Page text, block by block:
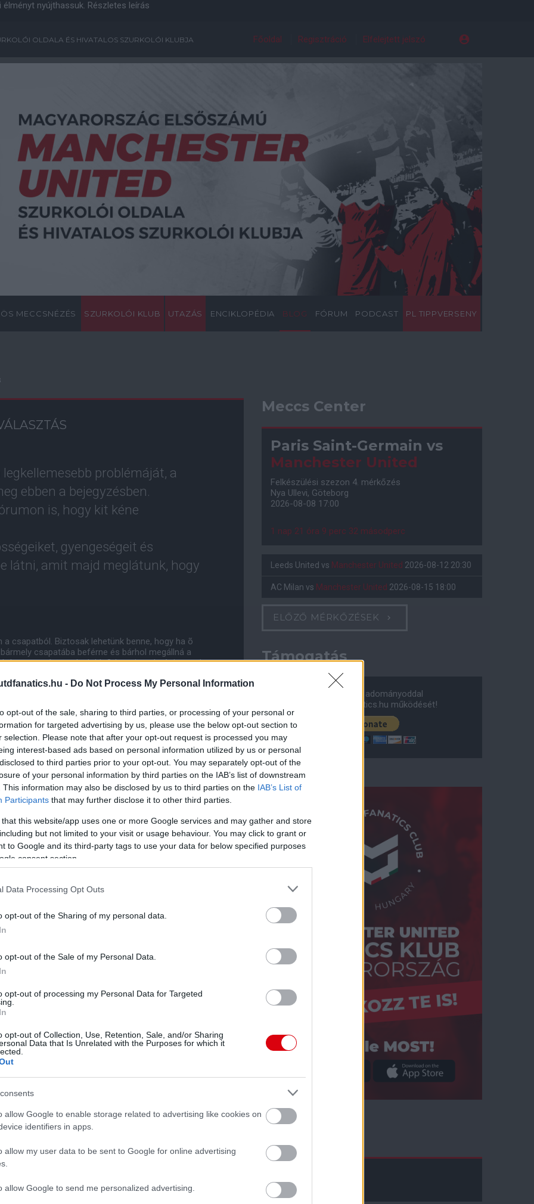
- Do Not Process My Personal Information
opt-out of the sale, sharing to third parties, or processing of your personal or
for targeted advertising by us, please use the below opt-out section to
selection. Please note that after your opt-out request is processed you may
interest-based ads based on personal information utilized by us or personal
to third parties prior to your opt-out. You may separately opt-out of the
of your personal information by third parties on the IAB’s list of downstream
This information may also be disclosed by us to third parties on the IAB’s List of
Participants that may further disclose it to other third parties.
that this website/app uses one or more Google services and may gather and store
but not limited to your visit or usage behaviour. You may click to grant or
to Google and its third-party tags to use your data for below specified purposes
consent section.
Data Processing Opt Outs
opt-out of the Sharing of my personal data.
opt-out of the Sale of my Personal Data.
opt-out of processing my Personal Data for Targeted
opt-out of Collection, Use, Retention, Sale, and/or Sharing
Data that Is Unrelated with the Purposes for which it
allow Google to enable storage related to advertising like cookies on
identifiers in apps.
allow my user data to be sent to Google for online advertising
allow Google to send me personalized advertising.
nyújthassuk. Részletes leírás
OLDALA ÉS HIVATALOS SZURKOLÓI KLUBJA Főoldal Regisztráció Elfelejtett jelszó
MECCSNÉZÉS SZURKOLÓI KLUB UTAZÁS ENCIKLOPÉDIA BLOG FÓRUM PODCAST PL TIPPVERSENY
problémáját, a
ebben a bejegyzésben.
is, hogy kit kéne
gyengeségeit és
látni, amit majd meglátunk, hogy
csapatból. Biztosak lehetünk benne, hogy ha õ
csapatába beférne és bárhol megállná a
szavazáson a legjobb 3-ban tiszteletét is teszi, a
és mindenki kedvence Lionel „kertitörpe” Messi
a United szurkolók véleményét, nem
végletekig képzett), passzjátékban Rooney
kiváló, játékát sokszor élményszámba megy
hajlamos elaludni lesen, de legnagyobb hibája,
3 meccsekre eltûnni, utána meg elõrukkol egy
képesek még a szûk elitbõl sem.
az egész meccsen nyújtott teljesítményét.
Benne minden meg van, hogy egy nagy
amit mi sem bizonyít jobban, hogy jelenleg õ
említeném, hogy ezt a rekordot a
a Raul-Ronaldo páros megbonthatatlan volt).
a favorit, de képességei ellenére már sosem lesz
nem fog csapatot építeni, ez tény és ezt az
annál szívesebben építene, õ nem más, mint Danny
nyújtott meggyõzõ teljesítményét mi sem
volna (állítólag felmerült, hogy Henderson
a skót edzõlegenda jó döntése elõtt, hogy ez
alapján helyzetkihasználása is nagyon jó és
én minden egyes labdaérintésén ezt érzem.
van. Jövõ embere.
Az elsõ évében fantasztikus volt amit
erõssége a 16-oson belüli félelmetesen
rendkívül jól érkezik a beadásokra, ebben
és ezeket rendre értékesíti.
gyatra, habár tavalyhoz képest már fejlõdött, ez
kaptak nem régiben. Mame Biram Diuofra nem sok
abból is gondolom, hogy kölcsönjátéka során
kinõnie magát. Nem tartom kifejezetten
botladozásai mosolyt csalnak az arcomra.
egyszer még jó eséllyel pályázna a kezdõ
helyezkedni nem tud, lassú és a Sampdoriából is
gyors mozgás, ami a legtöbb ellenfél számára
Cleverley, Welbeck, Anderson mind gyors,
akkor érzésem szerint Ferguson nem fog
csereopció döntetlen, hátrány esetén, õ ezt
is látom padról beállni, mint kezdõként. Elõnynél
labdatartása pedig kiváló ezekre az
Meccs Center
Paris Saint-Germain vs
Manchester United
Felkészülési szezon 4. mérkőzés
Nya Ullevi, Göteborg
2026-08-08 17:00
1 nap 21 óra 9 perc 31 másodperc
Leeds United vs Manchester United 2026-08-12 20:30
AC Milan vs Manchester United 2026-08-15 18:00
ELŐZŐ MÉRKŐZÉSEK
Támogatás
Támogasd adományoddal
a ManUtdFanatics.hu működését!